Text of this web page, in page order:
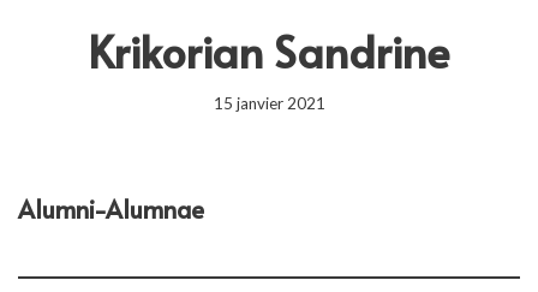
Krikorian Sandrine
15 janvier 2021
Alumni-Alumnae